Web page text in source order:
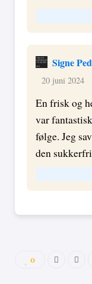
Signe
20 juni 2024
En frisk og
var
følge. Jeg
den
0